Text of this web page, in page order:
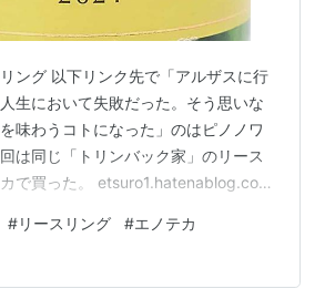
ング 以下リンク先で「アルザスに行
生において失敗だった。そう思いな
味わうコトになった」のはピノノワ
は同じ「トリンバック家」のリース
で買った。 etsuro1.hatenablog.com
スリングってどんな感じだったか、
いて少々忘れかけていた。だからな
つつ抜栓！ した瞬間にイイ感じ。 不
#リースリング #エノテカ